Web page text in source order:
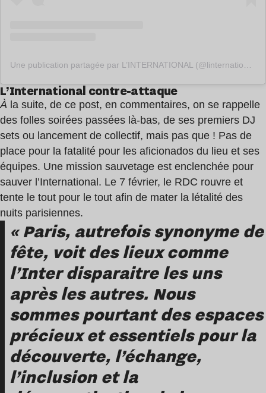
L’International contre-attaque
À la suite, de ce post, en commentaires, on se rappelle
des folles soirées passées là-bas, de ses premiers DJ
sets ou lancement de collectif, mais pas que ! Pas de
place pour la fatalité pour les aficionados du lieu et ses
équipes. Une mission sauvetage est enclenchée pour
sauver l’International. Le 7 février, le RDC rouvre et
tente le tout pour le tout afin de mater la létalité des
nuits parisiennes.
« Paris, autrefois synonyme de
fête, voit des lieux comme
l’Inter disparaitre les uns
après les autres. Nous
sommes pourtant des espaces
précieux et essentiels pour la
découverte, l’échange,
l’inclusion et la